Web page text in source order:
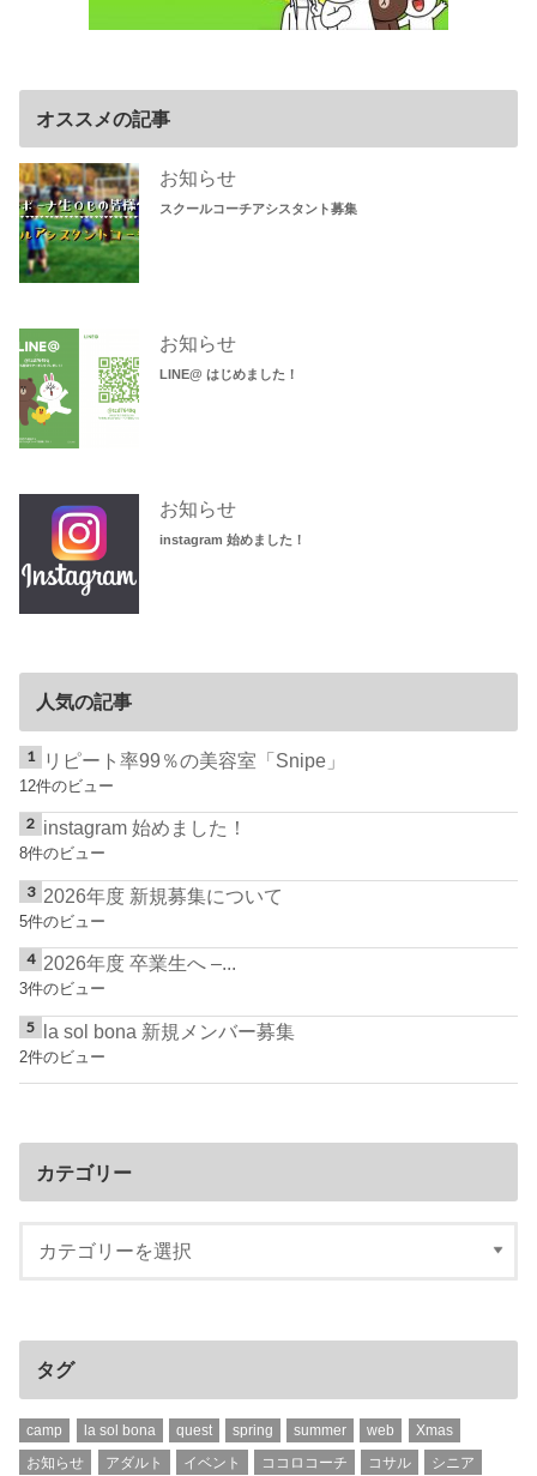
オススメの記事
お知らせ
スクールコーチアシスタント募集
お知らせ
LINE@ はじめました！
お知らせ
instagram 始めました！
人気の記事
リピート率99％の美容室「Snipe」
12件のビュー
instagram 始めました！
8件のビュー
2026年度 新規募集について
5件のビュー
2026年度 卒業生へ –...
3件のビュー
la sol bona 新規メンバー募集
2件のビュー
カテゴリー
タグ
camp la sol bona quest spring summer web
Xmas
お知らせ
アダルト イベント ココロコーチ コサル
シニア